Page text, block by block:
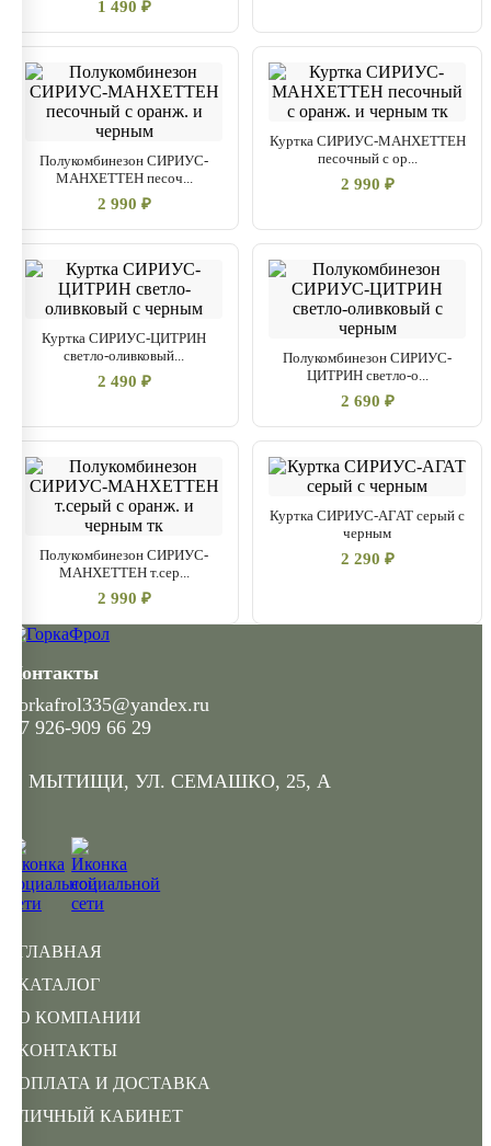
1 490 ₽
Полукомбинезон СИРИУС-
МАНХЕТТЕН песоч...
2 990 ₽
Куртка СИРИУС-МАНХЕТТЕН
песочный с ор...
2 990 ₽
Куртка СИРИУС-ЦИТРИН
светло-оливковый...
2 490 ₽
Полукомбинезон СИРИУС-
ЦИТРИН светло-о...
2 690 ₽
Полукомбинезон СИРИУС-
МАНХЕТТЕН т.сер...
2 990 ₽
Куртка СИРИУС-АГАТ серый с
черным
2 290 ₽
ГЛАВНАЯ
КАТАЛОГ
О КОМПАНИИ
КОНТАКТЫ
ОПЛАТА И ДОСТАВКА
ЛИЧНЫЙ КАБИНЕТ
Контакты
gorkafrol335@yandex.ru
+7 926-909 66 29
Г. МЫТИЩИ, УЛ. СЕМАШКО, 25, А